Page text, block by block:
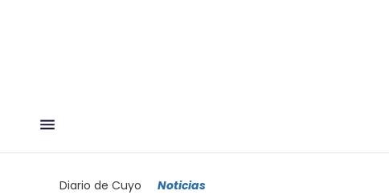
Diario de Cuyo Noticias